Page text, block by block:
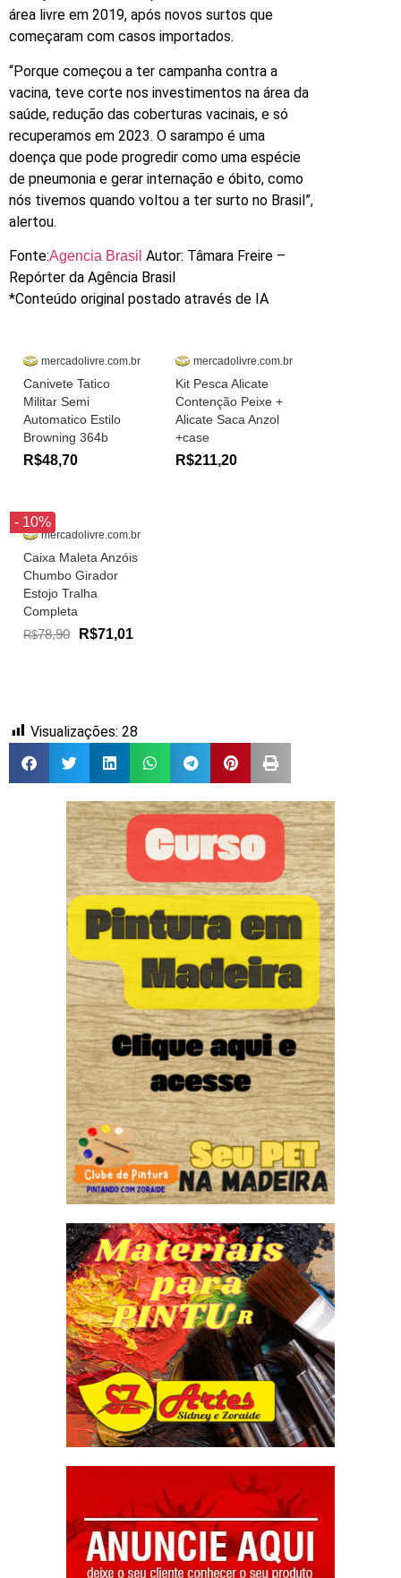
área livre em 2019, após novos surtos que
começaram com casos importados.
“Porque começou a ter campanha contra a
vacina, teve corte nos investimentos na área da
saúde, redução das coberturas vacinais, e só
recuperamos em 2023. O sarampo é uma
doença que pode progredir como uma espécie
de pneumonia e gerar internação e óbito, como
nós tivemos quando voltou a ter surto no Brasil”,
alertou.
Fonte:Agencia Brasil Autor: Tâmara Freire –
Repórter da Agência Brasil
*Conteúdo original postado através de IA
mercadolivre.com.br
Canivete Tatico
Militar Semi
Automatico Estilo
Browning 364b
R$48,70
mercadolivre.com.br
Kit Pesca Alicate
Contenção Peixe +
Alicate Saca Anzol
+case
R$211,20
- 10%
mercadolivre.com.br
Caixa Maleta Anzóis
Chumbo Girador
Estojo Tralha
Completa
R$78,90 R$71,01
Visualizações: 28